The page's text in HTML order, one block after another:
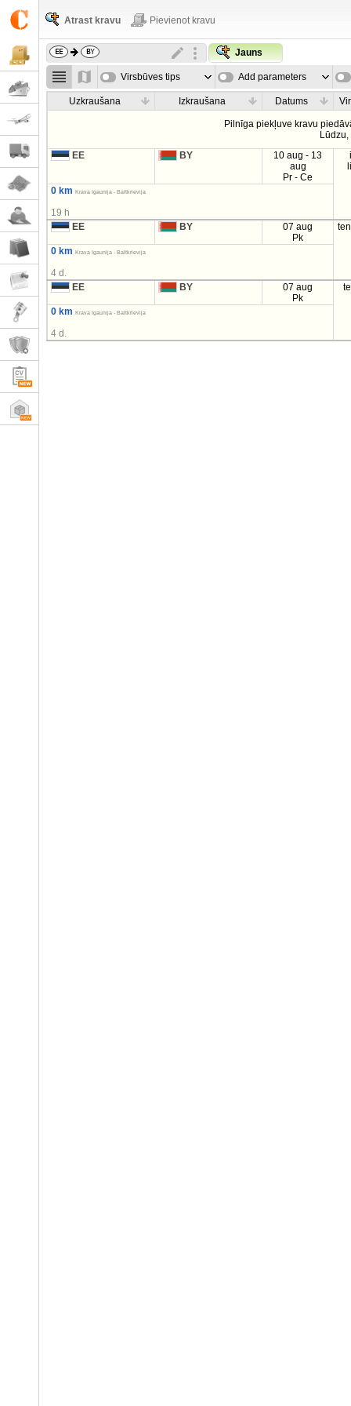
Atrast kravu Pievienot kravu
Jauns
Virsbūves tips Add parameters
Uzkraušana Izkraušana Datums
Pilnīga piekļuve kravu
Lūdzu,
EE
BY
10 aug - 13
aug
Pr - Ce
0 km Krava Igaunija - Baltkrievija
19 h
EE
BY
07 aug
Pk
0 km Krava Igaunija - Baltkrievija
4 d.
EE
BY
07 aug
Pk
0 km Krava Igaunija - Baltkrievija
4 d.